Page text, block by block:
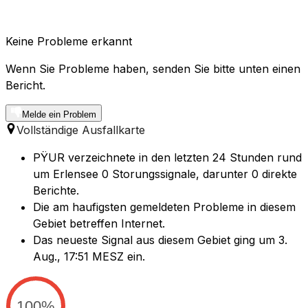
Keine Probleme erkannt
Wenn Sie Probleme haben, senden Sie bitte unten einen
Bericht.
Melde ein Problem
Vollständige Ausfallkarte
PŸUR verzeichnete in den letzten 24 Stunden rund
um Erlensee 0 Storungssignale, darunter 0 direkte
Berichte.
Die am haufigsten gemeldeten Probleme in diesem
Gebiet betreffen Internet.
Das neueste Signal aus diesem Gebiet ging um 3.
Aug., 17:51 MESZ ein.